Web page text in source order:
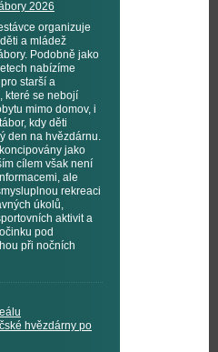
2026
organizuje
a mládež
Podobně jako
nabízíme
starší a
které se nebojí
mimo domov, i
kdy děti
den na hvězdárnu.
jako
cílem však není
ale
rekreaci
úkolů,
aktivit a
pod
při nočních
hvězdárny po